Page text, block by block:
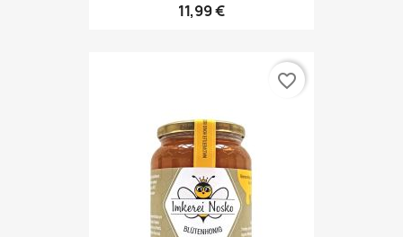
11,99 €
favorite_border